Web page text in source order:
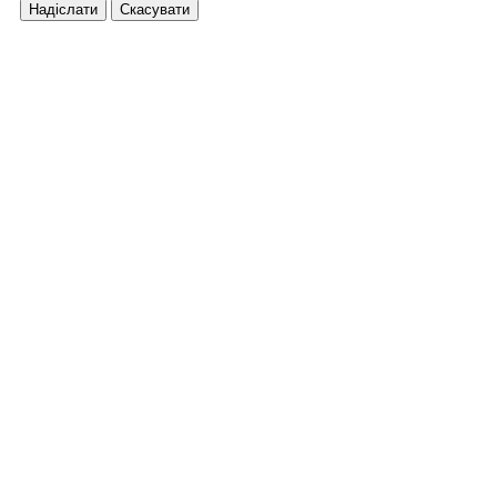
Надіслати Скасувати